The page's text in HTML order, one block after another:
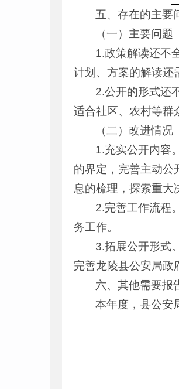
五、存在的主要
（一）主要问题
1.政策解读还不
计划、方案的解读还
2.公开的形式还
适合社区、农村等群
（二）改进情况
1.充实公开内容
的界定，完善主动公
息的梳理，探索重大
2.完善工作流程
务工作。
3.拓展公开形式
完善龙陵县公安局政
六、其他需要报
本年度，县公安